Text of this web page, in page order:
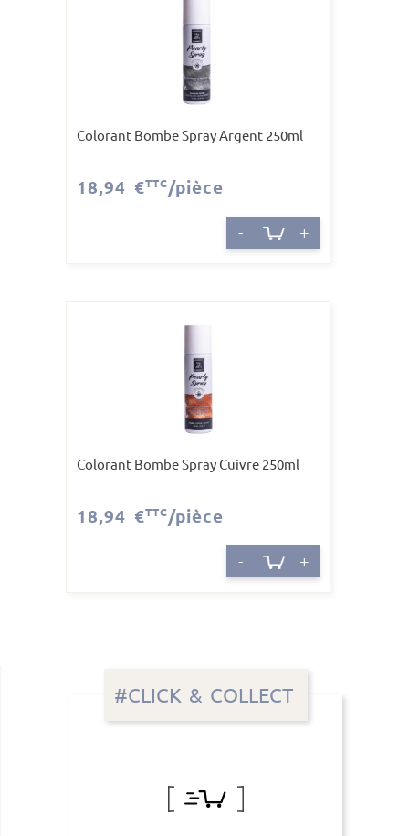
#CLICK & COLLECT
Colorant Bombe Spray Argent 250ml
18,94 €TTC /pièce
- +
Colorant Bombe Spray Cuivre 250ml
18,94 €TTC /pièce
- +